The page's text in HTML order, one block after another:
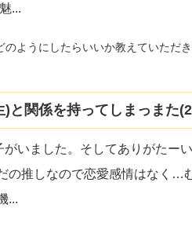
...
のようにしたらいいか教えていただき
関係を持ってしまっまた
いました。そしてありがたー
の推しなので恋愛感情はなく…
...